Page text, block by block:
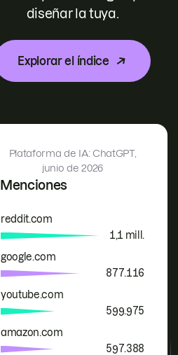
diseñar la tuya.
Explorar el índice
Menciones
Plataforma de IA: ChatGPT,
junio de 2026
Marca Menciones
reddit.com
1,1 mill.
google.com
877.116
youtube.com
599.975
amazon.com
597.388